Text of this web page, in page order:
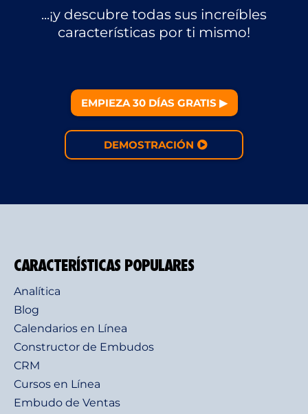
...¡y descubre todas sus increíbles
características por ti mismo!
EMPIEZA 30 DÍAS GRATIS ▶︎
DEMOSTRACIÓN
CARACTERÍSTICAS POPULARES
Analítica
Blog
Calendarios en Línea
Constructor de Embudos
CRM
Cursos en Línea
Embudo de Ventas